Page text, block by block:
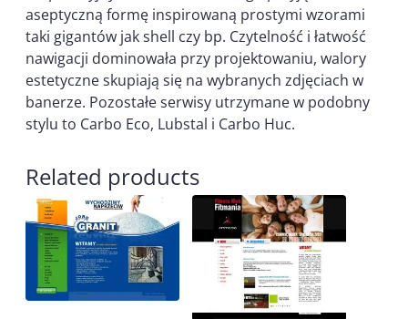
aseptyczną formę inspirowaną prostymi wzorami
taki gigantów jak shell czy bp. Czytelność i łatwość
nawigacji dominowała przy projektowaniu, walory
estetyczne skupiają się na wybranych zdjęciach w
banerze. Pozostałe serwisy utrzymane w podobny
stylu to Carbo Eco, Lubstal i Carbo Huc.
Related products